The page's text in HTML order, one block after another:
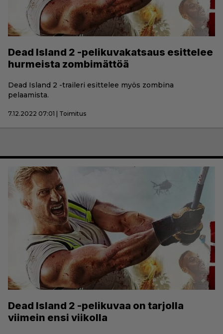
Dead Island 2 -pelikuvakatsaus esittelee
hurmeista zombimättöä
Dead Island 2 -traileri esittelee myös zombina
pelaamista.
7.12.2022 07:01 | Toimitus
Dead Island 2 -pelikuvaa on tarjolla
viimein ensi viikolla